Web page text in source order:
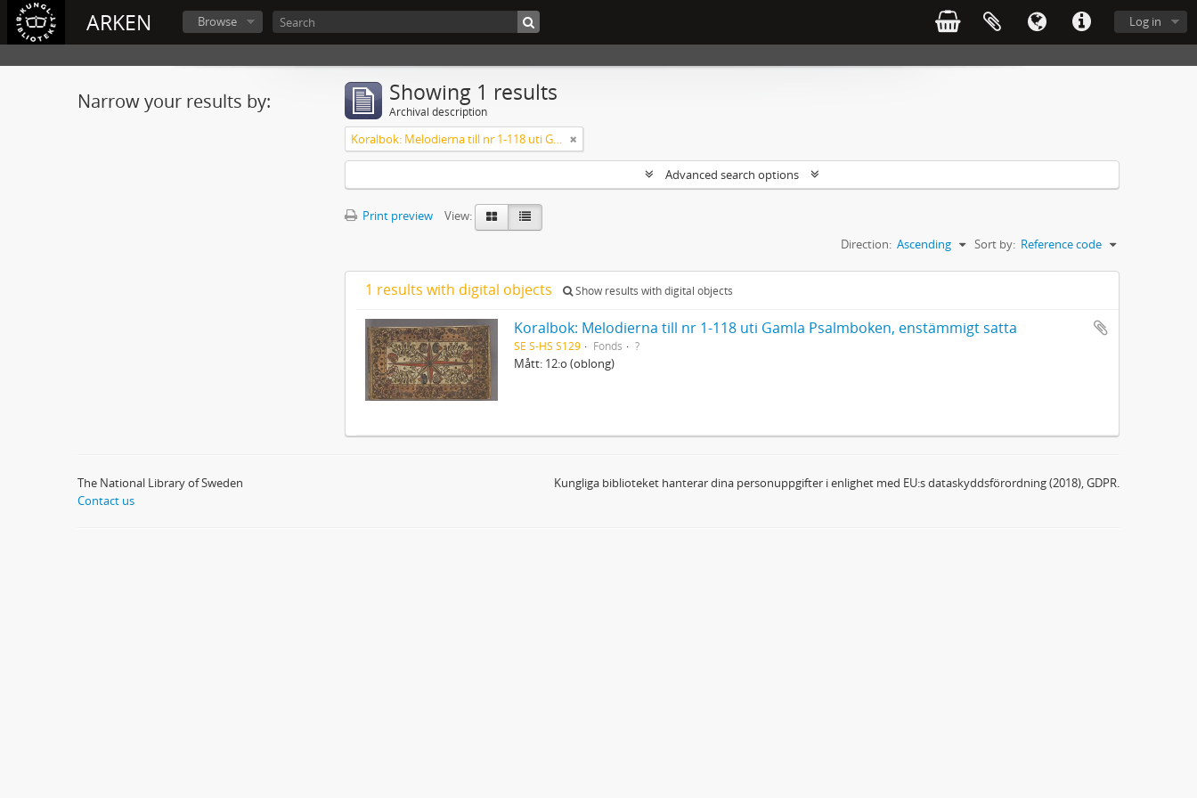
ARKEN Log in
Browse
Narrow your results by: Showing 1 results
Archival description
Koralbok: Melodierna till nr 1-118 uti Gamla Psalmboken, enstämmigt satta
Advanced search options
Print preview
View:
Sort by: Reference code
Direction: Ascending
1 results with digital objects Show results with digital objects
Koralbok: Melodierna till nr 1-118 uti Gamla Psalmboken, enstämmigt satta
SE S-HS S129 Fonds ?
Mått: 12:o (oblong)
The National Library of Sweden
Contact us
Kungliga biblioteket hanterar dina personuppgifter i enlighet med EU:s dataskyddsförordning (2018), GDPR.